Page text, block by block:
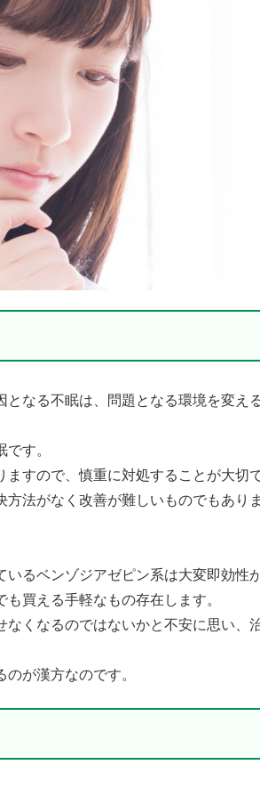
となる不眠は、問題となる環境を変え
す。
すので、慎重に対処することが大切で
法がなく改善が難しいものでもありま
るベンゾジアゼピン系は大変即効性
買える手軽なもの存在します。
くなるのではないかと不安に思い、
が漢方なのです。